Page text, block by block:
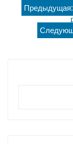
Предыдущая: